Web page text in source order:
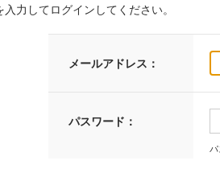
力してログインしてください。
メールアドレス：
パスワード：